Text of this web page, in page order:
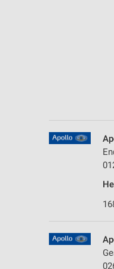
Verwendung genauer
Geräte anhand von
Funktional